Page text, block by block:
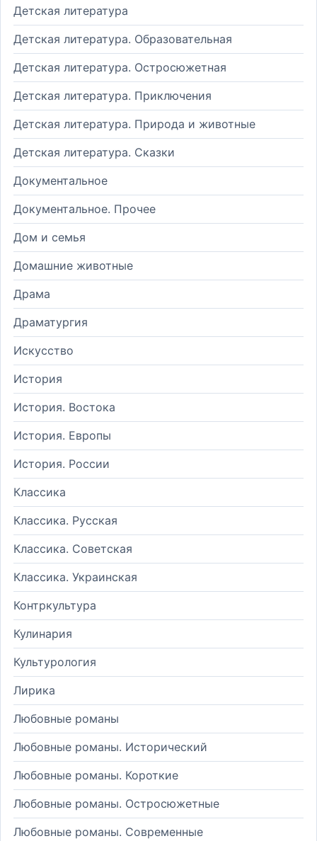
Детская литература
Детская литература. Образовательная
Детская литература. Остросюжетная
Детская литература. Приключения
Детская литература. Природа и животные
Детская литература. Сказки
Документальное
Документальное. Прочее
Дом и семья
Домашние животные
Драма
Драматургия
Искусство
История
История. Востока
История. Европы
История. России
Классика
Классика. Русская
Классика. Советская
Классика. Украинская
Контркультура
Кулинария
Культурология
Лирика
Любовные романы
Любовные романы. Исторический
Любовные романы. Короткие
Любовные романы. Остросюжетные
Любовные романы. Современные